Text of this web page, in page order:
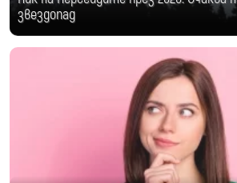
звездопад